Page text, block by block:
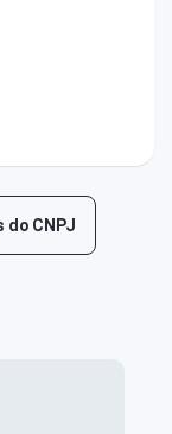
do CNPJ